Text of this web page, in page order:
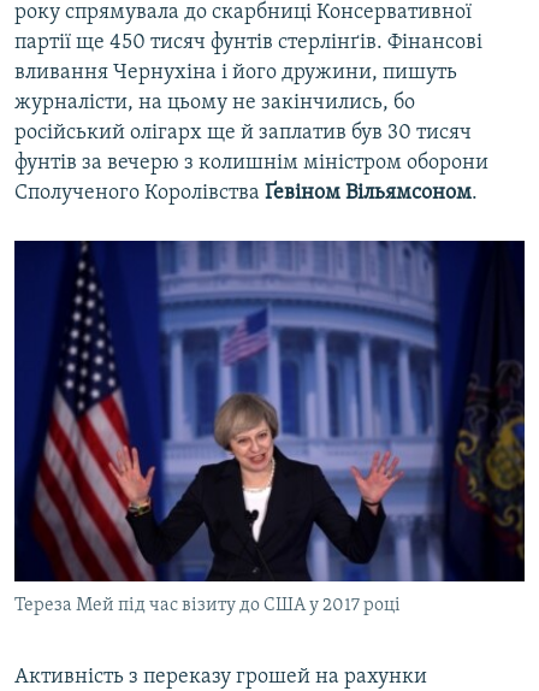
року спрямувала до скарбниці Консервативної
партії ще 450 тисяч фунтів стерлінґів. Фінансові
вливання Чернухіна і його дружини, пишуть
журналісти, на цьому не закінчились, бо
російський олігарх ще й заплатив був 30 тисяч
фунтів за вечерю з колишнім міністром оборони
Сполученого Королівства Ґевіном Вільямсоном.
Тереза Мей під час візиту до США у 2017 році
Активність з переказу грошей на рахунки